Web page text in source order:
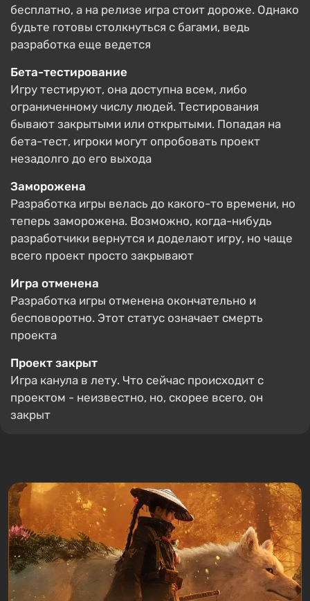
бесплатно, а на релизе игра стоит дороже. Однако
будьте готовы столкнуться с багами, ведь
разработка еще ведется
Бета-тестирование
Игру тестируют, она доступна всем, либо
ограниченному числу людей. Тестирования
бывают закрытыми или открытыми. Попадая на
бета-тест, игроки могут опробовать проект
незадолго до его выхода
Заморожена
Разработка игры велась до какого-то времени, но
теперь заморожена. Возможно, когда-нибудь
разработчики вернутся и доделают игру, но чаще
всего проект просто закрывают
Игра отменена
Разработка игры отменена окончательно и
бесповоротно. Этот статус означает смерть
проекта
Проект закрыт
Игра канула в лету. Что сейчас происходит с
проектом - неизвестно, но, скорее всего, он
закрыт